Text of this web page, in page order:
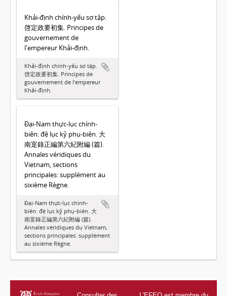
Khải-định chính-yếu sơ tập.
啓定政要初集. Principes de
gouvernement de
l'empereur Khải-định.
Khải-định chính-yếu sơ tập.
啓定政要初集. Principes de
gouvernement de l'empereur
Khải-định.
Đại-Nam thực-lục chính-
biên: đệ lục kỷ phụ-biên. 大
南寔錄正編第六紀附編 (篇).
Annales véridiques du
Vietnam, sections
principales: supplément au
sixième Règne.
Đại-Nam thực-lục chính-
biên: đệ lục kỷ phụ-biên. 大
南寔錄正編第六紀附編 (篇).
Annales véridiques du Vietnam,
sections principales: supplément
au sixième Règne.